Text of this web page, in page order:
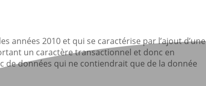
années 2010 et qui se caractérise par l’ajout d’une
un caractère transactionnel et donc en
données qui ne contiendrait que de la donnée